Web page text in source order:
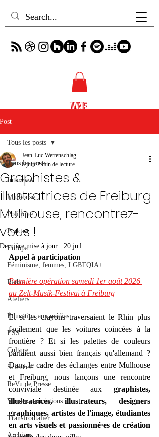
Post
Tous les posts
Interview
Mulhouse
Politique
Podcast
Europa
Féminisme, femmes, LGBTQIA+
Radio
Ateliers
Éducation aux médias
ESS
Culture
Sciences
ReVu de Presse
Vie des associations
Transfrontalier
Archives
Tous les posts
Graphistes &
illustratrices de Freiburg
Mulhouse, rencontrez-
vous !
Jean-Luc Wertenschlag
6 juin 2 min de lecture
Dernière mise à jour : 20 juil.
Appel à participation
Première opération samedi 1er août 2026
au Zelt-Musik-Festival à Freiburg
Et si les crayons traversaient le Rhin plus
facilement que les voitures coincées à la
frontière ? Et si les palettes de couleurs
parlaient aussi bien français qu'allemand ?
Dans le cadre des échanges entre Mulhouse
et Freiburg, nous lançons une rencontre
conviviale destinée aux graphistes,
illustratrices, illustrateurs, designers
graphiques, artistes de l'image, étudiantes
en arts visuels et passionné·es de création